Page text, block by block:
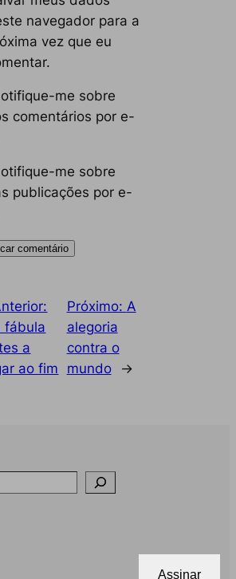
navegador para a
vez que eu
me sobre
comentários por e-
me sobre
publicações por e-
fábula
a
ao fim
Próximo: A
alegoria
contra o
mundo
→
Assinar